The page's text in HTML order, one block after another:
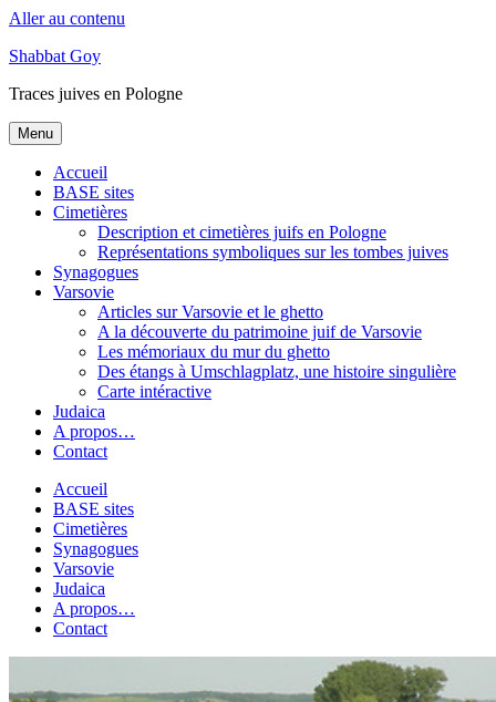
Aller au contenu
Shabbat Goy
Traces juives en Pologne
Menu
Accueil
BASE sites
Cimetières
Description et cimetières juifs en Pologne
Représentations symboliques sur les tombes juives
Synagogues
Varsovie
Articles sur Varsovie et le ghetto
A la découverte du patrimoine juif de Varsovie
Les mémoriaux du mur du ghetto
Des étangs à Umschlagplatz, une histoire singulière
Carte intéractive
Judaica
A propos…
Contact
Accueil
BASE sites
Cimetières
Synagogues
Varsovie
Judaica
A propos…
Contact